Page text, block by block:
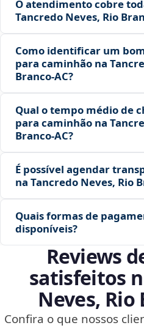
O atendimento cobre
Tancredo Neves, Rio
Como identificar um
para caminhão na
Branco‑AC?
Qual o tempo médio de
para caminhão na
Branco‑AC?
É possível agendar
na Tancredo Neves, Rio
Quais formas de
disponíveis?
Reviews
satisfeitos
Neves, Rio
Confira o que nossos